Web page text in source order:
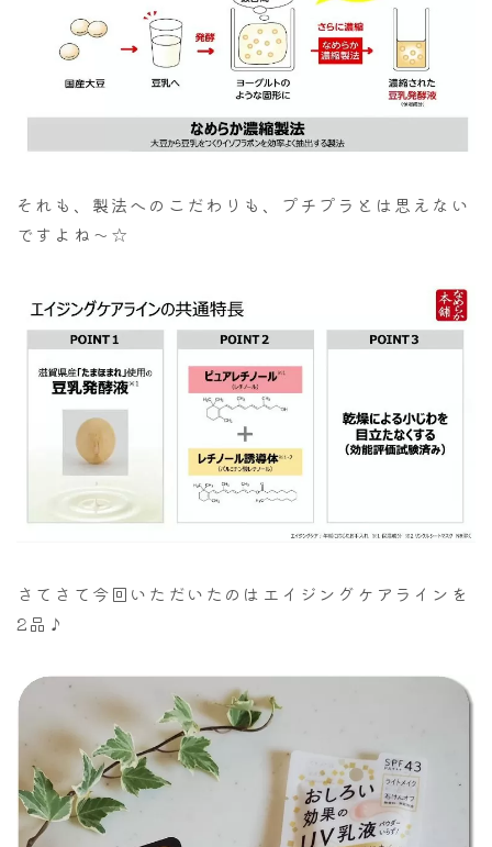
それも、製法へのこだわりも、プチプラとは思えない
ですよね～☆
さてさて今回いただいたのはエイジングケアラインを
2品♪